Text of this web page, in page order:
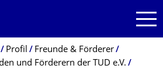
Profil
Freunde & Förderer
und Förderern der TUD e.V.